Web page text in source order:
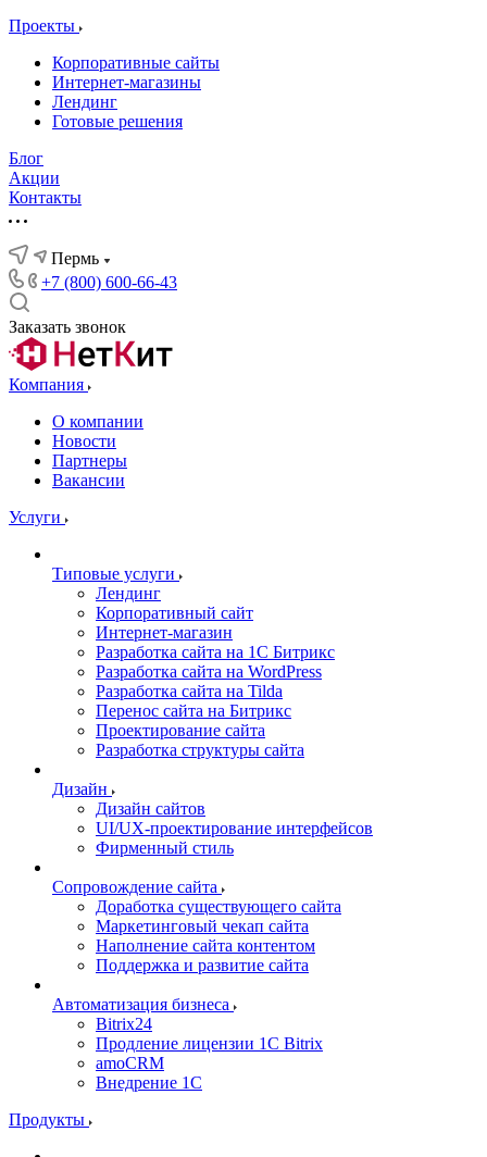
Проекты
Корпоративные сайты
Интернет-магазины
Лендинг
Готовые решения
Блог
Акции
Контакты
Пермь
+7 (800) 600-66-43
Заказать звонок
Компания
О компании
Новости
Партнеры
Вакансии
Услуги
Типовые услуги
Лендинг
Корпоративный сайт
Интернет-магазин
Разработка сайта на 1С Битрикс
Разработка сайта на WordPress
Разработка сайта на Tilda
Перенос сайта на Битрикс
Проектирование сайта
Разработка структуры сайта
Дизайн
Дизайн сайтов
UI/UX-проектирование интерфейсов
Фирменный стиль
Сопровождение сайта
Доработка существующего сайта
Маркетинговый чекап сайта
Наполнение сайта контентом
Поддержка и развитие сайта
Автоматизация бизнеса
Bitrix24
Продление лицензии 1C Bitrix
amoCRM
Внедрение 1C
Продукты